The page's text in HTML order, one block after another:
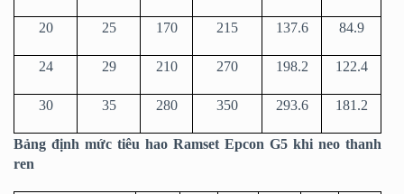
20 25 170 215 137.6 84.9
24 29 210 270 198.2 122.4
30 35 280 350 293.6 181.2
Bảng định mức tiêu hao Ramset Epcon G5 khi neo thanh
ren